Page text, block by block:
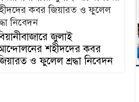
জুলাই
শহীদদের কবর
ও ফুলেল শ্রদ্ধা নিবেদন